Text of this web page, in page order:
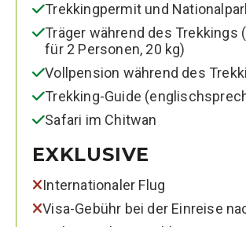
Trekkingpermit und
Träger während des Trekkings
für 2 Personen, 20 kg)
Vollpension während des
Trekking-Guide
Safari im Chitwan
EXKLUSIVE
Internationaler Flug
Visa-Gebühr bei der Einreise